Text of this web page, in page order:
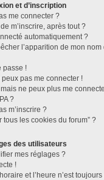
et d’inscription
me connecter ?
m’inscrire, après tout ?
automatiquement ?
l’apparition de mon
passe !
pas me connecter !
ne peux plus me
?
m’inscrire ?
tous les cookies du forum” ?
des utilisateurs
mes réglages ?
!
et l’heure n’est